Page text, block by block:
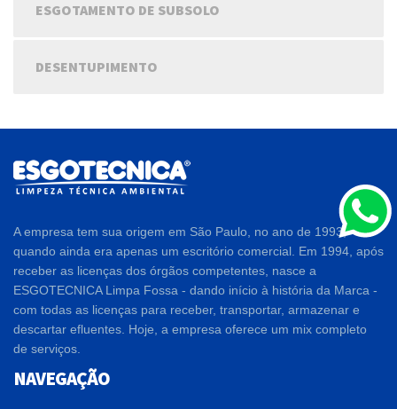
ESGOTAMENTO DE SUBSOLO
DESENTUPIMENTO
A empresa tem sua origem em São Paulo, no ano de 1993,
quando ainda era apenas um escritório comercial. Em 1994, após
receber as licenças dos órgãos competentes, nasce a
ESGOTECNICA Limpa Fossa - dando início à história da Marca -
com todas as licenças para receber, transportar, armazenar e
descartar efluentes. Hoje, a empresa oferece um mix completo
de serviços.
NAVEGAÇÃO